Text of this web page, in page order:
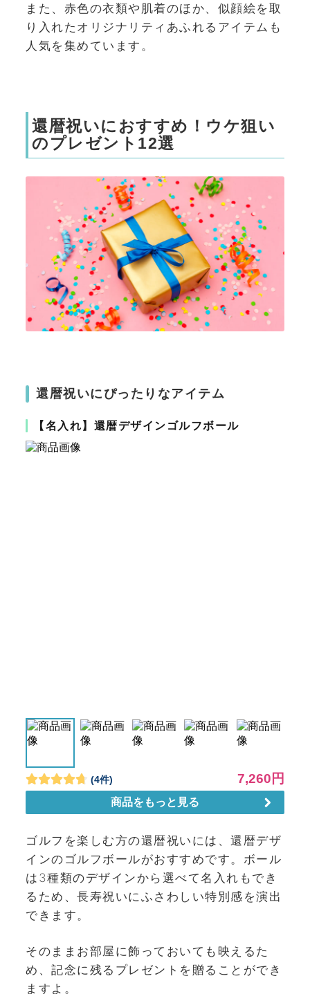
また、赤色の衣類や肌着のほか、似顔絵を取
り入れたオリジナリティあふれるアイテムも
人気を集めています。
還暦祝いにおすすめ！ウケ狙い
のプレゼント12選
還暦祝いにぴったりなアイテム
【名入れ】還暦デザインゴルフボール
ゴルフを楽しむ方の還暦祝いには、還暦デザ
インのゴルフボールがおすすめです。ボール
は3種類のデザインから選べて名入れもでき
るため、長寿祝いにふさわしい特別感を演出
できます。
そのままお部屋に飾っておいても映えるた
め、記念に残るプレゼントを贈ることができ
ますよ。